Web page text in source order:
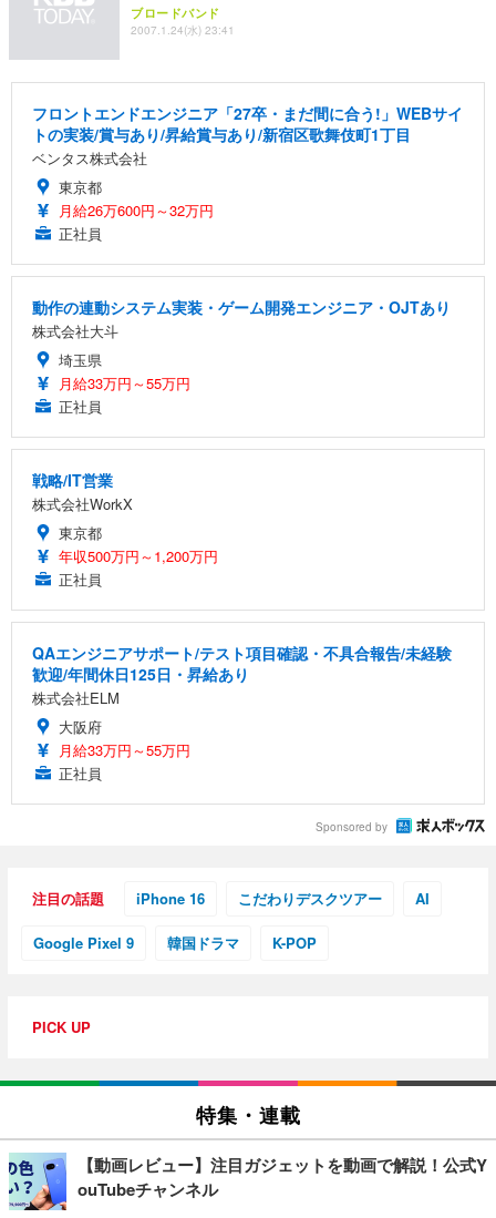
Sezlife オフィスチェア デスクチェア 疲れない テレ
ワーク チェア 強化バックレスト 30度ロッキング機
務用 おしゃれ パソコンチェア (ブラック)
￥7,680
Sezlife オフィスチェア デスクチェア 疲れない テレ
ワーク チェア 強化バックレスト 30度ロッキング機
レスト 3Dヘッドレスト ハンガー付き 高反発クッシ
ョン PCチェア 通気性メッシュ ゲーミング/勉強/事
￥7,680
ANDWINT オフィスチェア デスクチェア 肘なし メ
ス圧無段階昇降 360度回転 キャスター付き コンパク
【純正品】27"ゲーミングモニター DualSense 充電
フック付き（CFI-ZDM1J）
【整備済み品】Dell E2724HS 27インチ 液晶モニタ
ー フルHD（1920×1080）VA 非光沢 HDMI/DisplayP
応 ComfortView ビジネス向け
￥15,800
【MiniLED/24.5inch/280Hz/FHD】GRAPHT THE S
グモニター QD 24.5インチ 1ms FHD 量子ドット 残
ネオ・ルーライフ ネオ・オムツ L 中型犬用 26枚入
Smart Basic(スマートベーシック) 【Amazon.co.jp
限定】 Smart Basic アイリスオーヤマ ペットシーツ
￥3,670
アイリスオーヤマ ペットシーツ 超厚型 お徳用 レギ
ュラー 200枚入【Amazon.co.jp限定】
ブロードバンド
2007.1.24(水) 23:41
フロントエンドエンジニア「27卒・まだ間に合う!」WEBサイ
トの実装/賞与あり/昇給賞与あり/新宿区歌舞伎町1丁目
ベンタス株式会社
東京都
月給26万600円～32万円
正社員
動作の連動システム実装・ゲーム開発エンジニア・OJTあり
株式会社大斗
埼玉県
月給33万円～55万円
正社員
戦略/IT営業
株式会社WorkX
東京都
年収500万円～1,200万円
正社員
QAエンジニアサポート/テスト項目確認・不具合報告/未経験
歓迎/年間休日125日・昇給あり
株式会社ELM
大阪府
月給33万円～55万円
正社員
Sponsored by
注目の話題 iPhone 16 こだわりデスクツアー AI
Google Pixel 9 韓国ドラマ K-POP
PICK UP
特集・連載
【動画レビュー】注目ガジェットを動画で解説！公式Y
ouTubeチャンネル